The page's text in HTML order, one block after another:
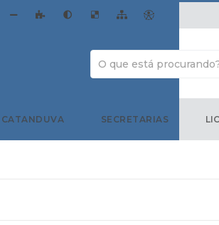
CATANDUVA SECRETARIAS